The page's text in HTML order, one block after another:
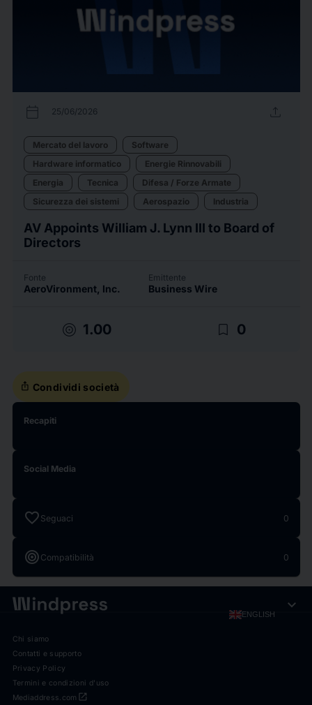
calendar_today 25/06/2026 upload
Mercato del lavoro
Software
Hardware informatico
Energie Rinnovabili
Energia
Tecnica
Difesa / Forze Armate
Sicurezza dei sistemi
Aerospazio Industria
AV Appoints William J. Lynn III to Board of
Directors
Fonte
AeroVironment, Inc.
Emittente
Business Wire
target 1.00 bookmark_border 0
ios_share Condividi società
Recapiti
Social Media
favorite Seguaci 0
target Compatibilità 0
ENGLISH expand_more
Chi siamo
Contatti e supporto
Privacy Policy
Termini e condizioni d'uso
open_in_new
Mediaddress.com